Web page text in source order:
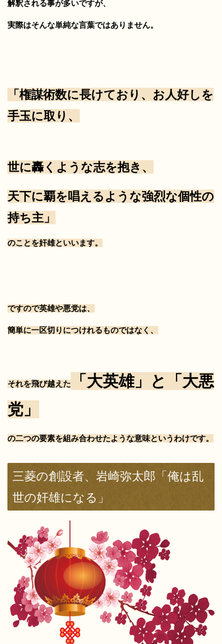
解釈される事が多いですが、
実際はそんな単純な言葉ではありません。
「権謀術数に長けており、 お人好しを
手玉に取り、
世に轟くような志を抱き、
天下に覇を唱えるような強烈な個性の
持ち主」
のことを奸雄といいます。
ですので英雄や悪党は、
簡単に一区切りにつけれるものではなく、
それを飛び越えた
「大英雄」と「大悪
党」
の二つの要素を組み合わせたような意味というわけです。
三菱の創設者、岩崎弥太郎「俺は乱
世の奸雄になる」